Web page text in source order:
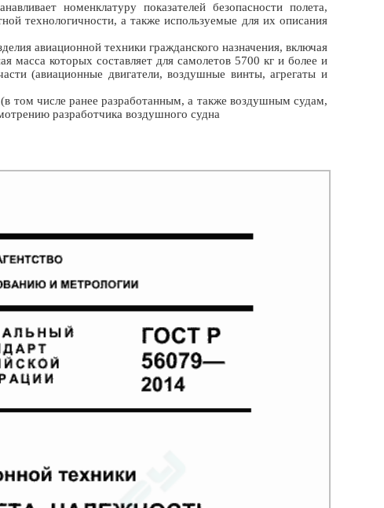
номенклатуру показателей безопасности полета,
технологичности, а также используемые для их описания
авиационной техники гражданского назначения, включая
масса которых составляет для самолетов 5700 кг и более и
(авиационные двигатели, воздушные винты, агрегаты и
том числе ранее разработанным, а также воздушным судам,
разработчика воздушного судна